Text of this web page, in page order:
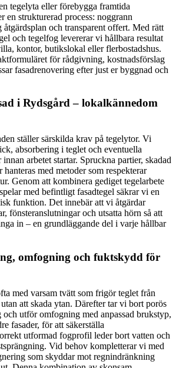
tegelyta eller förebygga framtida
en strukturerad process: noggrann
och transparent offert. Med rätt
och tegelfog levererar vi hållbara resultat
kontor, butikslokal eller flerbostadshus.
för rådgivning, kostnadsförslag
fasadrenovering efter just er byggnad och
i Rydsgård – lokalkännedom
ställer särskilda krav på tegelytor. Vi
absorbering i teglet och eventuella
arbetet startar. Spruckna partier, skadad
med metoder som respekterar
Genom att kombinera gediget tegelarbete
med befintligt fasadtegel säkrar vi en
funktion. Det innebär att vi åtgärdar
fönsteranslutningar och utsatta hörn så att
in – en grundläggande del i varje hållbar
omfogning och fuktskydd för
med varsam tvätt som frigör teglet från
att skada ytan. Därefter tar vi bort porös
utför omfogning med anpassad brukstyp,
fasader, för att säkerställa
utformad fogprofil leder bort vatten och
Vid behov kompletterar vi med
som skyddar mot regnindränkning